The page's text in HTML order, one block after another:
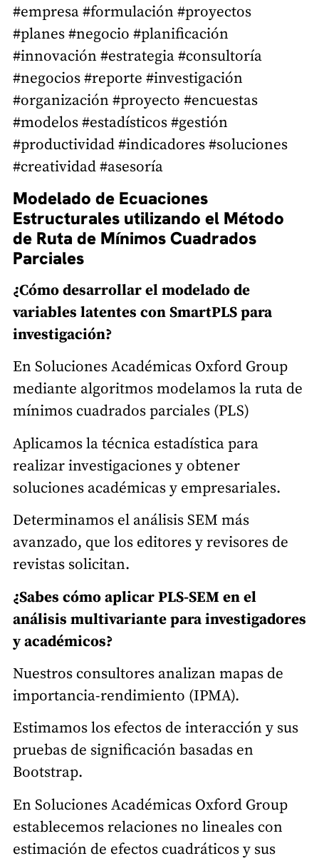
#empresa #formulación #proyectos
#planes #negocio #planificación
#innovación #estrategia #consultoría
#negocios #reporte #investigación
#organización #proyecto #encuestas
#modelos #estadísticos #gestión
#productividad #indicadores #soluciones
#creatividad #asesoría
Modelado de Ecuaciones
Estructurales utilizando el Método
de Ruta de Mínimos Cuadrados
Parciales
¿Cómo desarrollar el modelado de
variables latentes con SmartPLS para
investigación?
En Soluciones Académicas Oxford Group
mediante algoritmos modelamos la ruta de
mínimos cuadrados parciales (PLS)
Aplicamos la técnica estadística para
realizar investigaciones y obtener
soluciones académicas y empresariales.
Determinamos el análisis SEM más
avanzado, que los editores y revisores de
revistas solicitan.
¿Sabes cómo aplicar PLS-SEM en el
análisis multivariante para investigadores
y académicos?
Nuestros consultores analizan mapas de
importancia-rendimiento (IPMA).
Estimamos los efectos de interacción y sus
pruebas de significación basadas en
Bootstrap.
En Soluciones Académicas Oxford Group
establecemos relaciones no lineales con
estimación de efectos cuadráticos y sus